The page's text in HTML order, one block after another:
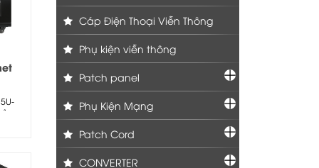
–
Cáp Điện Thoại Viễn Thông
Phụ kiện viễn thông
Patch panel
Phụ Kiện Mạng
Patch Cord
CONVERTER